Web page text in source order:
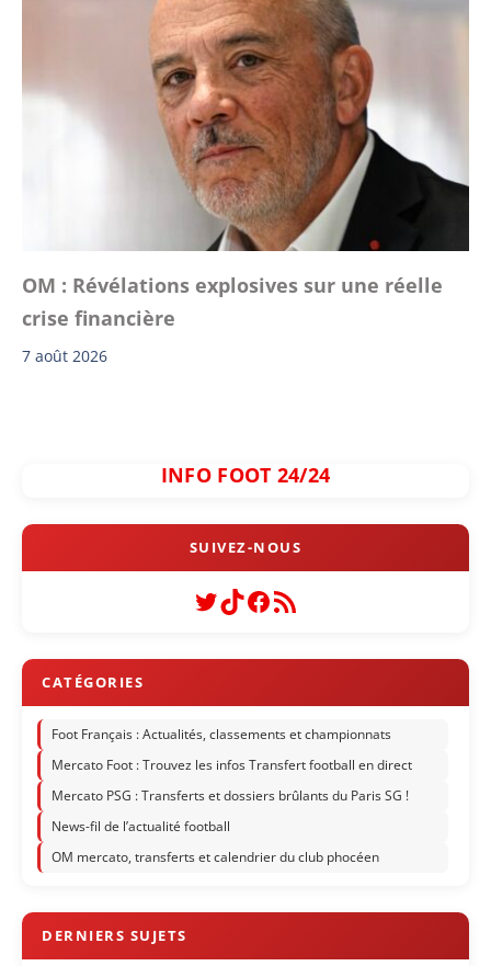
OM : Révélations explosives sur une réelle
crise financière
7 août 2026
INFO FOOT 24/24
Twitter
TikTok
Facebook
Flux RSS
Foot Français : Actualités, classements et championnats
Mercato Foot : Trouvez les infos Transfert football en direct
Mercato PSG : Transferts et dossiers brûlants du Paris SG !
News-fil de l’actualité football
OM mercato, transferts et calendrier du club phocéen